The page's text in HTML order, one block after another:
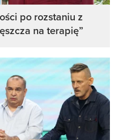
po rozstaniu z
na terapię”